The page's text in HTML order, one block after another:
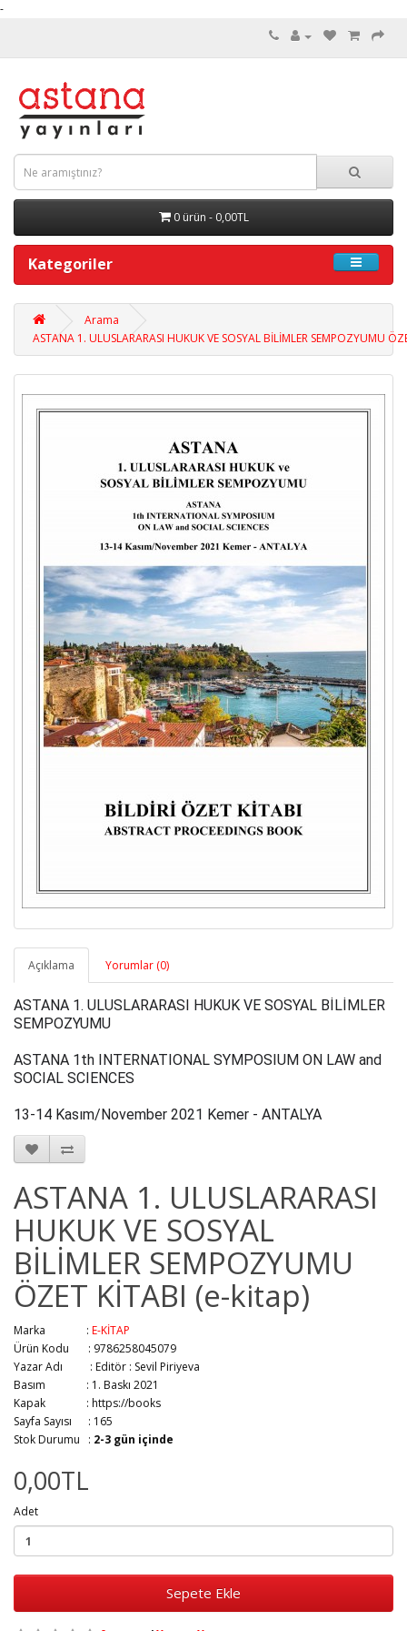
-
0 ürün - 0,00TL
Kategoriler
Arama
ASTANA 1. ULUSLARARASI HUKUK VE SOSYAL BİLİMLER SEMPOZYUMU
Açıklama Yorumlar (0)
ASTANA 1. ULUSLARARASI HUKUK VE SOSYAL BİLİMLER
ASTANA 1th INTERNATIONAL SYMPOSIUM ON LAW and
13-14 Kasım/November 2021 Kemer - ANTALYA
ASTANA 1. ULUSLARARASI
HUKUK VE SOSYAL
BİLİMLER SEMPOZYUMU
ÖZET KİTABI (e-kitap)
Marka : E-KİTAP
Ürün Kodu : 9786258045079
Yazar Adı : Editör : Sevil Piriyeva
Basım : 1. Baskı 2021
Kapak : https://books
Sayfa Sayısı : 165
Stok Durumu : 2-3 gün içinde
0,00TL
Adet
Sepete Ekle